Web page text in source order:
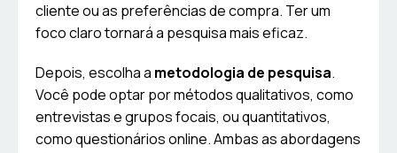
cliente ou as preferências de compra. Ter um
foco claro tornará a pesquisa mais eficaz.
Depois, escolha a metodologia de pesquisa.
Você pode optar por métodos qualitativos, como
entrevistas e grupos focais, ou quantitativos,
como questionários online. Ambas as abordagens